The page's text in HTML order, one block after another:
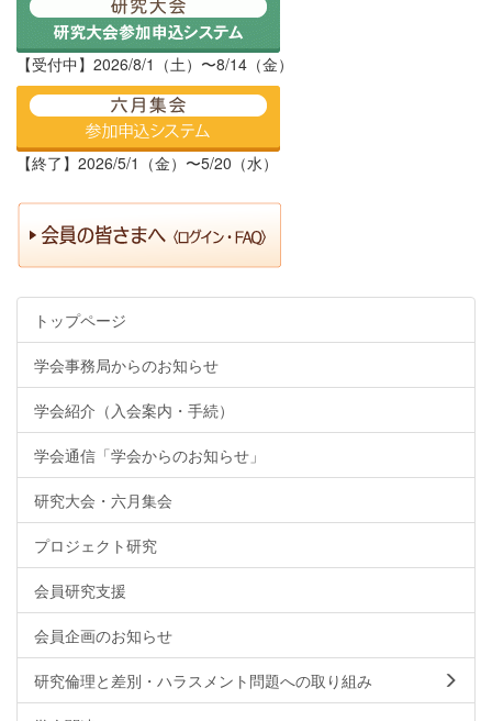
【受付中】2026/8/1（土）〜8/14（金）
【終了】2026/5/1（金）〜5/20（水）
トップページ
学会事務局からのお知らせ
学会紹介（入会案内・手続）
学会通信「学会からのお知らせ」
研究大会・六月集会
プロジェクト研究
会員研究支援
会員企画のお知らせ
研究倫理と差別・ハラスメント問題への取り組み